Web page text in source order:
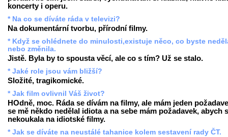
koncerty i operu.
* Na co se díváte ráda v televizi?
Na dokumentární tvorbu, přírodní filmy.
* Když se ohlédnete do minulosti,existuje něco, co byste
nebo změnila.
Jistě. Byla by to spousta věcí, ale co s tím? Už se stalo.
* Jaké role jsou vám bližší?
Složité, tragikomické.
* Jak film ovlivnil Váš život?
HOdně, moc. Ráda se dívám na filmy, ale mám jeden
se mě někdo nedělal idiota a na sebe mám požadavek, abych
nekoukala na idiotské filmy.
* Jak se díváte na neustálé tahanice kolem sestavení rady ČT.